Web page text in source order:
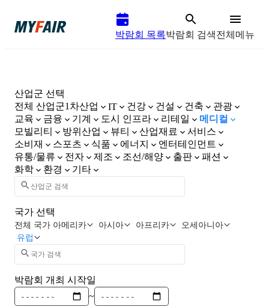
박람회 목록박람회 검색전체메뉴
산업군 선택
전체 산업군1차산업 IT 건강 건설 건축
관광
교육
금융 기계 도시 인프라 리테일
메디컬
모빌리티
방위산업 뷰티 산업재료
서비스
소비재
스포츠 식품 에너지
엔터테인먼트
유통/물류
전자 제조 조선/해양 출판
패션
화학
환경 기타
국가 선택
전체 국가 아메리카 아시아 아프리카
오세아니아
유럽
박람회 개최 시작일
~